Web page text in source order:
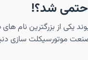
حتمی شد؟!
پایان ۳ دهه پیوند یکی از بزرگترین
صنعت موتورسیکلت سازی